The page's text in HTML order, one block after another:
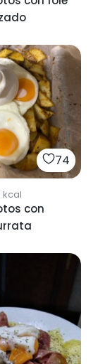
74
kcal
con